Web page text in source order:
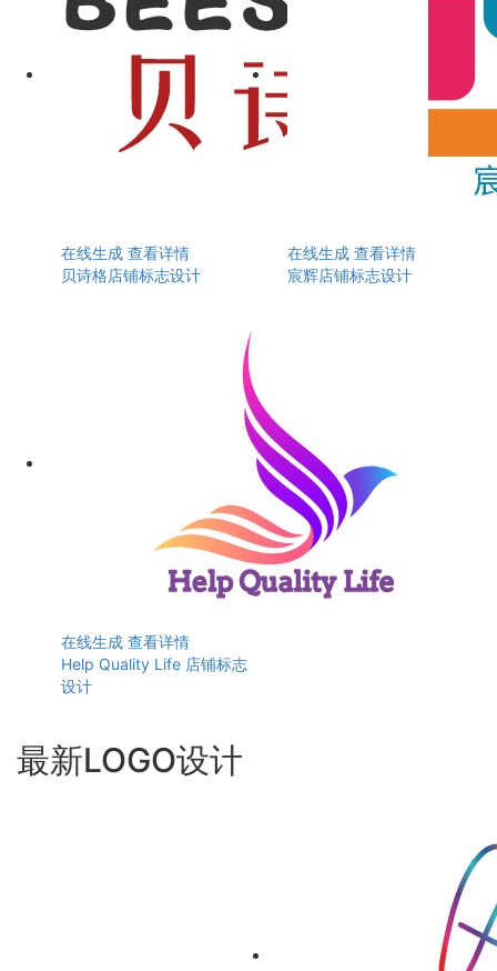
在线生成 查看详情
贝诗格店铺标志设计
在线生成 查看详情
宸辉店铺标志设计
在线生成 查看详情
Help Quality Life 店铺标志
设计
最新LOGO设计